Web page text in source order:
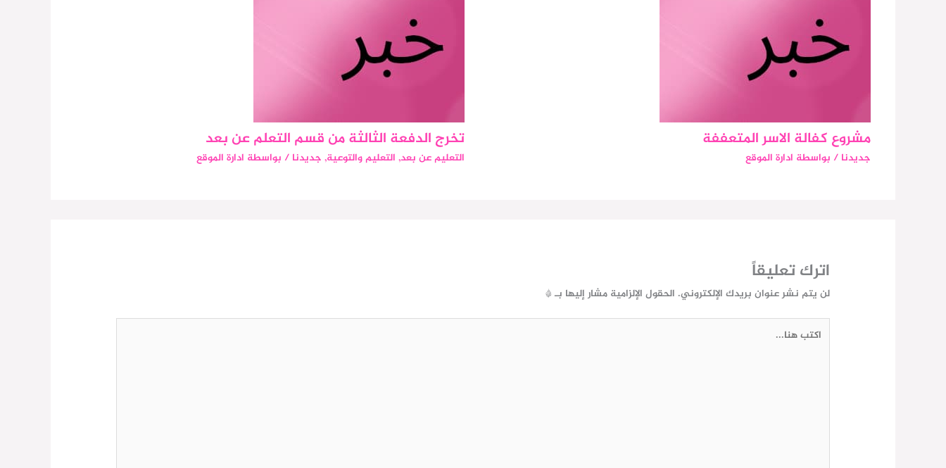
مشروع كفالة الاسر المتعففة
جديدنا / بواسطة ادارة الموقع
تخرج الدفعة الثالثة من قسم التعلم عن بعد
التعليم عن بعد, التعليم والتوعية, جديدنا / بواسطة ادارة الموقع
اترك تعليقاً
لن يتم نشر عنوان بريدك الإلكتروني. الحقول الإلزامية مشار إليها بـ *